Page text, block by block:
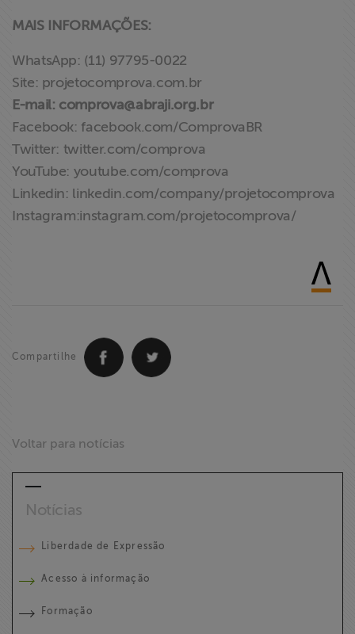
MAIS INFORMAÇÕES:
WhatsApp: (11) 97795-0022
Site: projetocomprova.com.br
E-mail: comprova@abraji.org.br
Facebook: facebook.com/ComprovaBR
Twitter: twitter.com/comprova
YouTube: youtube.com/comprova
Linkedin: linkedin.com/company/projetocomprova
Instagram:instagram.com/projetocomprova/
Compartilhe
Voltar para notícias
Notícias
Liberdade de Expressão
Acesso à informação
Formação